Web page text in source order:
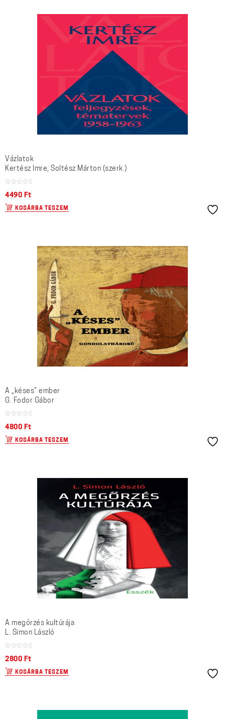
Vázlatok
Kertész Imre, Soltész Márton (szerk.)
4490 Ft
KOSÁRBA TESZEM
A „késes” ember
G. Fodor Gábor
4800 Ft
KOSÁRBA TESZEM
A megőrzés kultúrája
L. Simon László
2800 Ft
KOSÁRBA TESZEM